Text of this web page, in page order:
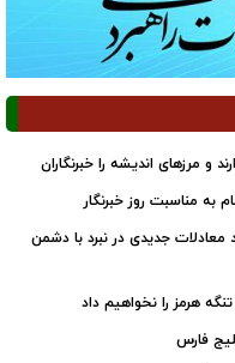
و مرزهای اندیشه را خبرنگاران
مناسبت روز خبرنگار
جدیدی در نبرد با دشمن
هرمز را نخواهیم داد
فارس